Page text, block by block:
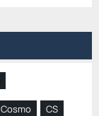
Cosmo
CS